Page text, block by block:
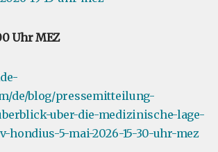
Uhr MEZ
de/blog/pressemitteilung-
uber-die-medizinische-lage-
hondius-5-mai-2026-15-30-uhr-mez